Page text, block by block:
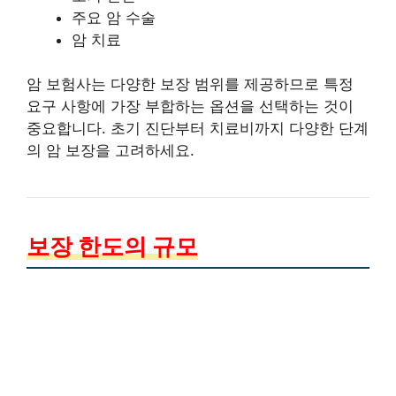
주요 암 수술
암 치료
암 보험사는 다양한 보장 범위를 제공하므로 특정
요구 사항에 가장 부합하는 옵션을 선택하는 것이
중요합니다. 초기 진단부터 치료비까지 다양한 단계
의 암 보장을 고려하세요.
보장 한도의 규모